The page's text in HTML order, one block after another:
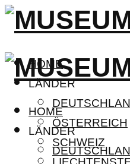
HOME
LÄNDER
ÖSTERREICH
SCHWEIZ
HOME
LÄNDER